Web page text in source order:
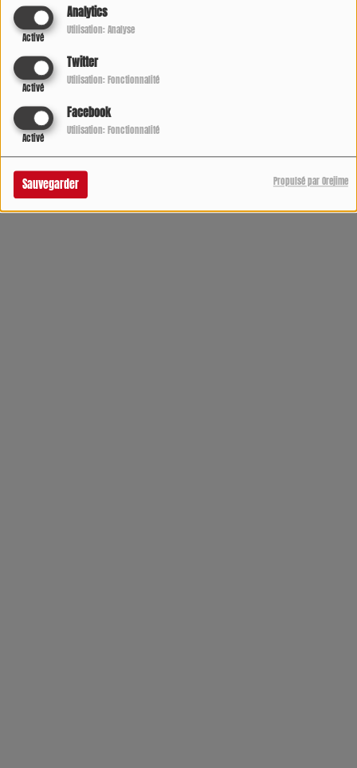
Analytics
Activé
Utilisation: Analyse
Twitter
Activé
Utilisation: Fonctionnalité
Facebook
Activé
Utilisation: Fonctionnalité
Sauvegarder Propulsé par Orejime